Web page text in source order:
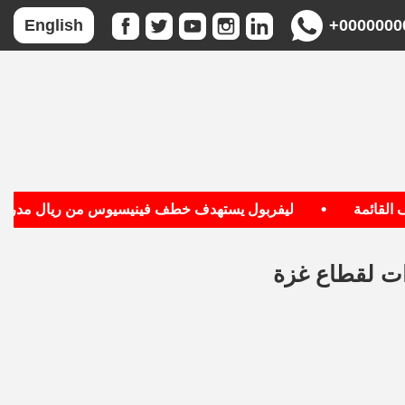
English
ليفربول يستهدف خطف فينيسيوس من ريال مدريد